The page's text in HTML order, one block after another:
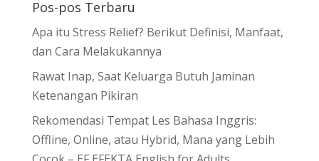
Pos-pos Terbaru
Apa itu Stress Relief? Berikut Definisi, Manfaat,
dan Cara Melakukannya
Rawat Inap, Saat Keluarga Butuh Jaminan
Ketenangan Pikiran
Rekomendasi Tempat Les Bahasa Inggris:
Offline, Online, atau Hybrid, Mana yang Lebih